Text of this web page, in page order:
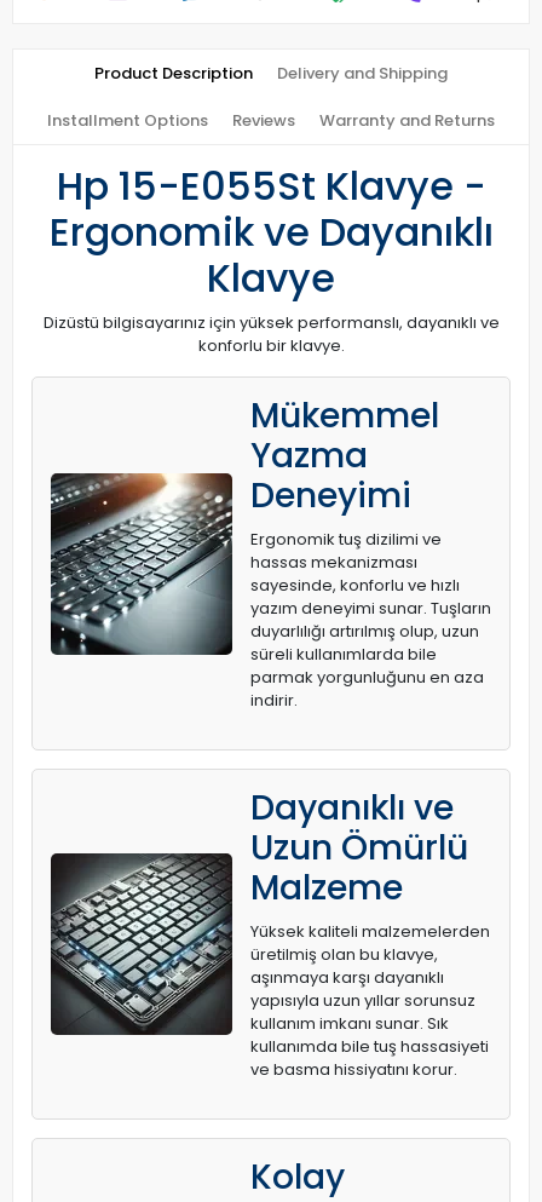
Product Description Delivery and Shipping
Installment Options Reviews Warranty and Returns
Hp 15-E055St Klavye -
Ergonomik ve Dayanıklı
Klavye
Dizüstü bilgisayarınız için yüksek performanslı, dayanıklı ve
konforlu bir klavye.
Mükemmel
Yazma
Deneyimi
Ergonomik tuş dizilimi ve
hassas mekanizması
sayesinde, konforlu ve hızlı
yazım deneyimi sunar. Tuşların
duyarlılığı artırılmış olup, uzun
süreli kullanımlarda bile
parmak yorgunluğunu en aza
indirir.
Dayanıklı ve
Uzun Ömürlü
Malzeme
Yüksek kaliteli malzemelerden
üretilmiş olan bu klavye,
aşınmaya karşı dayanıklı
yapısıyla uzun yıllar sorunsuz
kullanım imkanı sunar. Sık
kullanımda bile tuş hassasiyeti
ve basma hissiyatını korur.
Kolay